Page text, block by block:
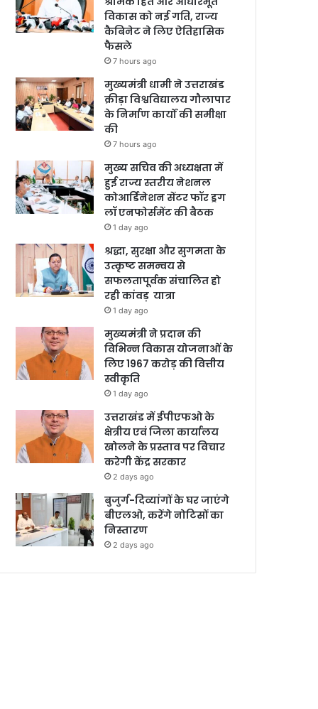
विकास को नई गति, राज्य
कैबिनेट ने लिए ऐतिहासिक
फैसले
7 hours ago
मुख्यमंत्री धामी ने उत्तराखंड
क्रीड़ा विश्वविद्यालय गौलापार
के निर्माण कार्यों की समीक्षा
की
7 hours ago
मुख्य सचिव की अध्यक्षता में
हुई राज्य स्तरीय नेशनल
कोआर्डिनेशन सेंटर फॉर ड्रग
लॉ एनफोर्समेंट की बैठक
1 day ago
श्रद्धा, सुरक्षा और सुगमता के
उत्कृष्ट समन्वय से
सफलतापूर्वक संचालित हो
रही कांवड़ यात्रा
1 day ago
मुख्यमंत्री ने प्रदान की
विभिन्न विकास योजनाओं के
लिए 1967 करोड़ की वित्तीय
स्वीकृति
1 day ago
उत्तराखंड में ईपीएफओ के
क्षेत्रीय एवं जिला कार्यालय
खोलने के प्रस्ताव पर विचार
करेगी केंद्र सरकार
2 days ago
बुजुर्ग-दिव्यांगों के घर जाएंगे
बीएलओ, करेंगे नोटिसों का
निस्तारण
2 days ago